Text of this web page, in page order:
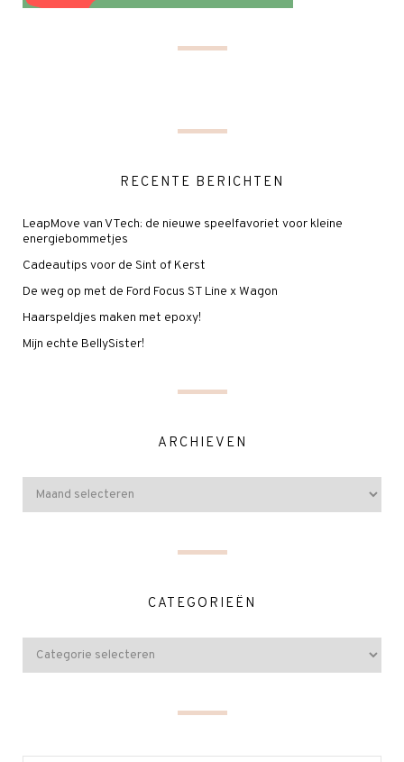
RECENTE BERICHTEN
LeapMove van VTech: de nieuwe speelfavoriet voor kleine
energiebommetjes
Cadeautips voor de Sint of Kerst
De weg op met de Ford Focus ST Line x Wagon
Haarspeldjes maken met epoxy!
Mijn echte BellySister!
ARCHIEVEN
CATEGORIEËN